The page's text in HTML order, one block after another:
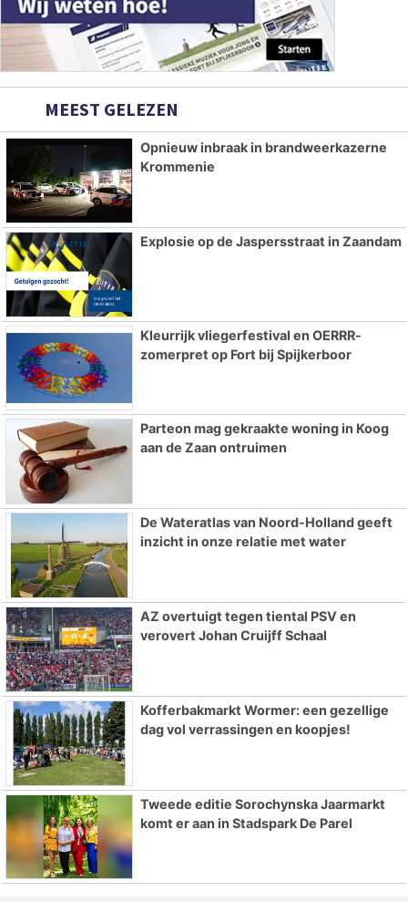
MEEST GELEZEN
Opnieuw inbraak in brandweerkazerne
Krommenie
Explosie op de Jaspersstraat in Zaandam
Kleurrijk vliegerfestival en OERRR-
zomerpret op Fort bij Spijkerboor
Parteon mag gekraakte woning in Koog
aan de Zaan ontruimen
De Wateratlas van Noord-Holland geeft
inzicht in onze relatie met water
AZ overtuigt tegen tiental PSV en
verovert Johan Cruijff Schaal
Kofferbakmarkt Wormer: een gezellige
dag vol verrassingen en koopjes!
Tweede editie Sorochynska Jaarmarkt
komt er aan in Stadspark De Parel